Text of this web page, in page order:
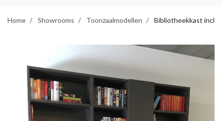
Home Showrooms Toonzaalmodellen Bibliotheekkast